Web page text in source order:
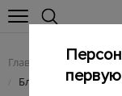
Главная
/ Блуза свободного